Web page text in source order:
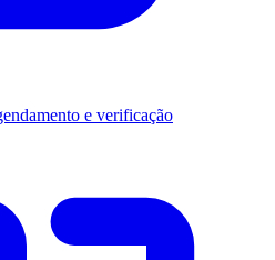
e verificação